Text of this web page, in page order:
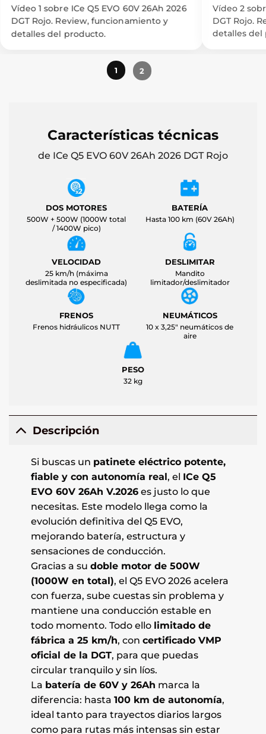
Vídeo 1 sobre ICe Q5 EVO 60V 26Ah 2026
DGT Rojo. Review, funcionamiento y
detalles del producto.
Vídeo 2
DGT Rojo.
detalles del
1 2
Características técnicas
de ICe Q5 EVO 60V 26Ah 2026 DGT Rojo
DOS MOTORES
500W + 500W (1000W total
/ 1400W pico)
BATERÍA
Hasta 100 km (60V 26Ah)
VELOCIDAD
25 km/h (máxima
deslimitada no especificada)
DESLIMITAR
Mandito
limitador/deslimitador
FRENOS
Frenos hidráulicos NUTT
NEUMÁTICOS
10 x 3,25" neumáticos de
aire
PESO
32 kg
Descripción
Si buscas un patinete eléctrico potente,
fiable y con autonomía real, el ICe Q5
EVO 60V 26Ah V.2026es justo lo que
necesitas. Este modelo llega como la
evolución definitiva del Q5 EVO,
mejorando batería, estructura y
sensaciones de conducción.
Gracias a su doble motor de 500W
(1000W en total), el Q5 EVO 2026 acelera
con fuerza, sube cuestas sin problema y
mantiene una conducción estable en
todo momento. Todo ello limitado de
fábrica a 25 km/h, con certificado VMP
oficial de la DGT, para que puedas
circular tranquilo y sin líos.
La batería de 60V y 26Ah marca la
diferencia: hasta 100 km de autonomía,
ideal tanto para trayectos diarios largos
como para rutas más intensas sin estar